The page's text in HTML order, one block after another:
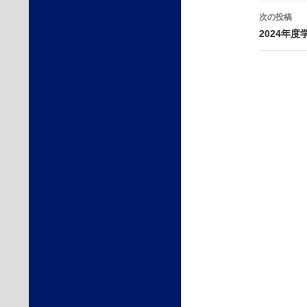
ゲ
ー
次の投稿
2024年度